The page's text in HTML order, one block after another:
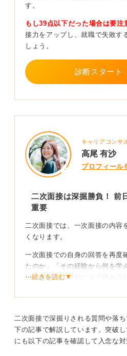
より実践的な視点であなたを見
そのため、「入社して何をした
今、何ができるのか、何をして
に、そして論理的に語れるよう
可欠です。
自然体のあなたが一番！ 過度
話をしに行く」「自分の考えて
そのほうが余計な力が抜け、自
伝えることができる、良い面接
しっかり準備をしたうえで、当
い。応援しています。
0
す。
もし39点以下だった場合は要注
接力をアップし、就職で失敗す
しょう。
診断スタート
キャリアコンサ
高尾 有沙
プロフィール
二次面接は深掘勝負！ 前
重要
二次面接では、一次面接の内容
くなります。
一次面接での自身の回答を再度
たのか」「その経験から何を学
動の背景や価値観にまで踏み込
おくことが不可欠です。
企業研究も忘れずに！ 入社後
⋯続きを読む▼
二次面接で深掘りされる質問や落
下の記事で解説しています。突破
にも以下の記事を確認して入念な